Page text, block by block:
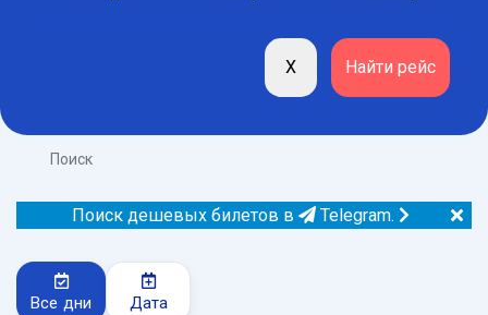
Поиск
Поиск дешевых билетов в Telegram.
Все дни Дата